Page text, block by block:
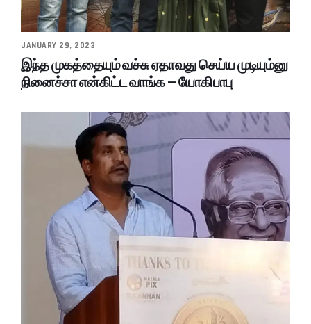
JANUARY 29, 2023
இந்த முகத்தையும் வச்சு ஏதாவது செய்ய முடியும்னு
நினைச்சா என்கிட்ட வாங்க – யோகிபாபு